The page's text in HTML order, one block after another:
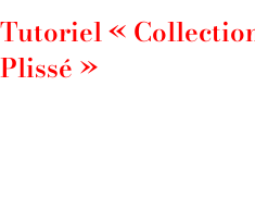
Tutoriel «
Plissé »